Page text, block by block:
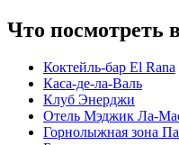
Что посмотреть
Коктейль-бар El Rana
Каса-де-ла-Валь
Клуб Энерджи
Отель Мэджик Ла-
Горнолыжная зона